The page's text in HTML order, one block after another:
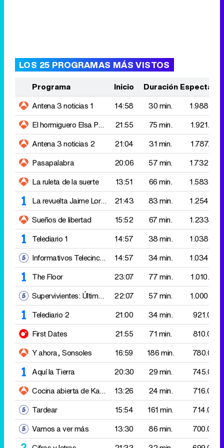
El hormigueroElsa Pataky 21:55 75 min.
Antena 3 noticias 2
21:04 31 min.
Pasapalabra
20:06 57 min.
1.732.000
La ruleta de la suerte
13:51 66 min.
1.583.000
La revueltaJaime Lorente 21:43 83 min.
1.254.000
Sueños de libertad
15:52 67 min.
1.233.000
Telediario 1
14:57 38 min.
1.038.000
Informativos Telecinco 15:00
14:57 34 min.
1.034.000
The Floor
23:07 77 min.
1.010.000
Supervivientes: Última hora
22:07 57 min.
1.000.000
Telediario 2
21:00 34 min.
921.000
First Dates
21:55 71 min.
810.000
Y ahora, Sonsoles
16:59 186 min.
780.000
Aquí la Tierra
20:30 29 min.
745.000
Cocina abierta de Karlos Arguiñano
Solomillo de cerdo
13:26 24 min.
716.000
Tardear
15:54 161 min.
714.000
Vamos a ver más
13:30 86 min.
700.000
Cifras y letras
21:33 32 min.
699.000
Informativos Telecinco 21:00
21:05 32 min.
688.000
El intermedio
21:39 85 min.
679.000
Todo es mentira
15:28 181 min. 651.000